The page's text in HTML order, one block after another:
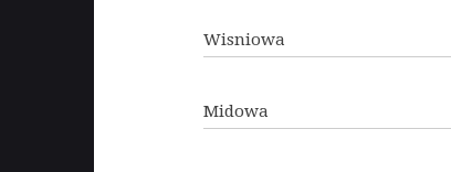
Wisniowa
Midowa